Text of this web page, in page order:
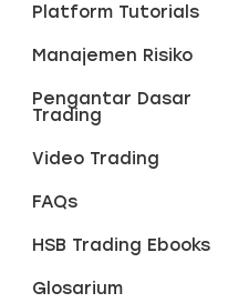
Platform Tutorials
Manajemen Risiko
Pengantar Dasar
Trading
Video Trading
FAQs
HSB Trading Ebooks
Glosarium